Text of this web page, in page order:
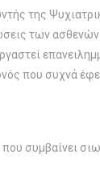
της
των ασθενών
που συχνά
που συμβαίνει